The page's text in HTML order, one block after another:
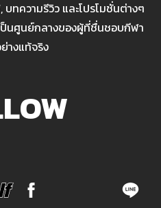
ทความรีวิว และโปรโมชั่นต่างๆ
ป็นศูนย์กลางของผู้ที่ชื่นชอบกีฬา
างแท้จริง